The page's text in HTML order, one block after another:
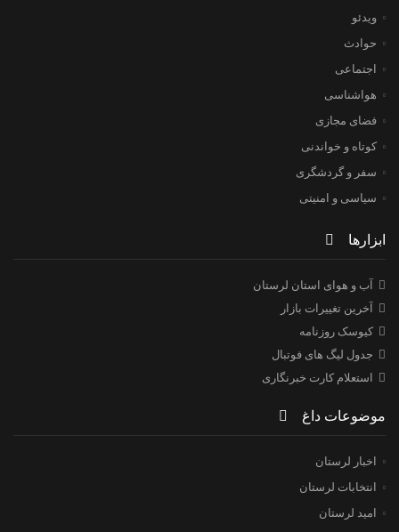
ویدئو
حوادث
اجتماعی
هواشناسی
فضای مجازی
کوتاه و خواندنی
سفر و گردشگری
سیاسی و امنیتی
ابزارها
آب و هوای استان لرستان
آخرین تغییرات بازار
کیوسک روزنامه
جدول لیگ های فوتبال
استعلام کارت خبرنگاری
موضوعات داغ
اخبار لرستان
انتخابات لرستان
امید لرستان